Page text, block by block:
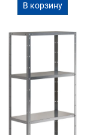
В корзину